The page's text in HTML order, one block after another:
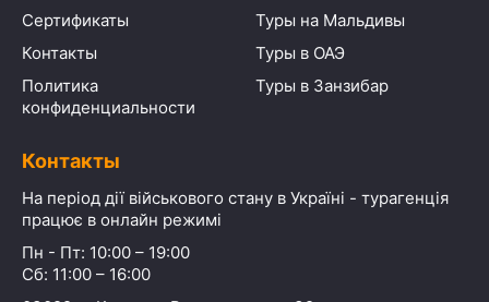
Сертификаты
Контакты
Политика
конфиденциальности
Туры на Мальдивы
Туры в ОАЭ
Туры в Занзибар
Контакты
На період дії військового стану в Україні - турагенція
працює в онлайн режимі
Пн - Пт: 10:00 – 19:00
Сб: 11:00 – 16:00